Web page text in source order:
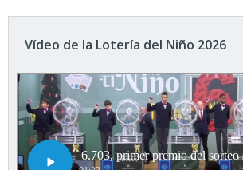
Vídeo de la Lotería del Niño 2026